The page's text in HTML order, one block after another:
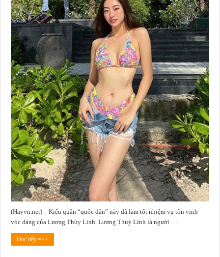
(Hayvn.net) – Kiểu quần “quốc dân” này đã làm tốt nhiệm vụ tôn vinh
vóc dáng của Lương Thùy Linh. Lương Thuỳ Linh là người …
Đọc tiếp =>>